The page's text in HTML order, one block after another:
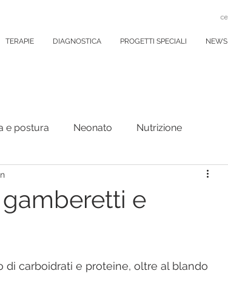
TERAPIE DIAGNOSTICA PROGETTI SPECIALI NEWS
e postura Neonato Nutrizione
e
carboidrati e proteine, oltre al blando